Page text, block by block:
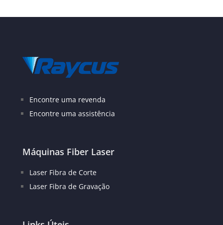
Encontre uma revenda
Encontre uma assistência
Máquinas Fiber Laser
Laser Fibra de Corte
Laser Fibra de Gravação